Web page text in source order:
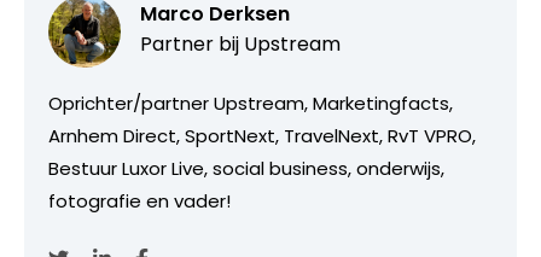
Marco Derksen
Partner bij Upstream
Oprichter/partner Upstream, Marketingfacts,
Arnhem Direct, SportNext, TravelNext, RvT VPRO,
Bestuur Luxor Live, social business, onderwijs,
fotografie en vader!